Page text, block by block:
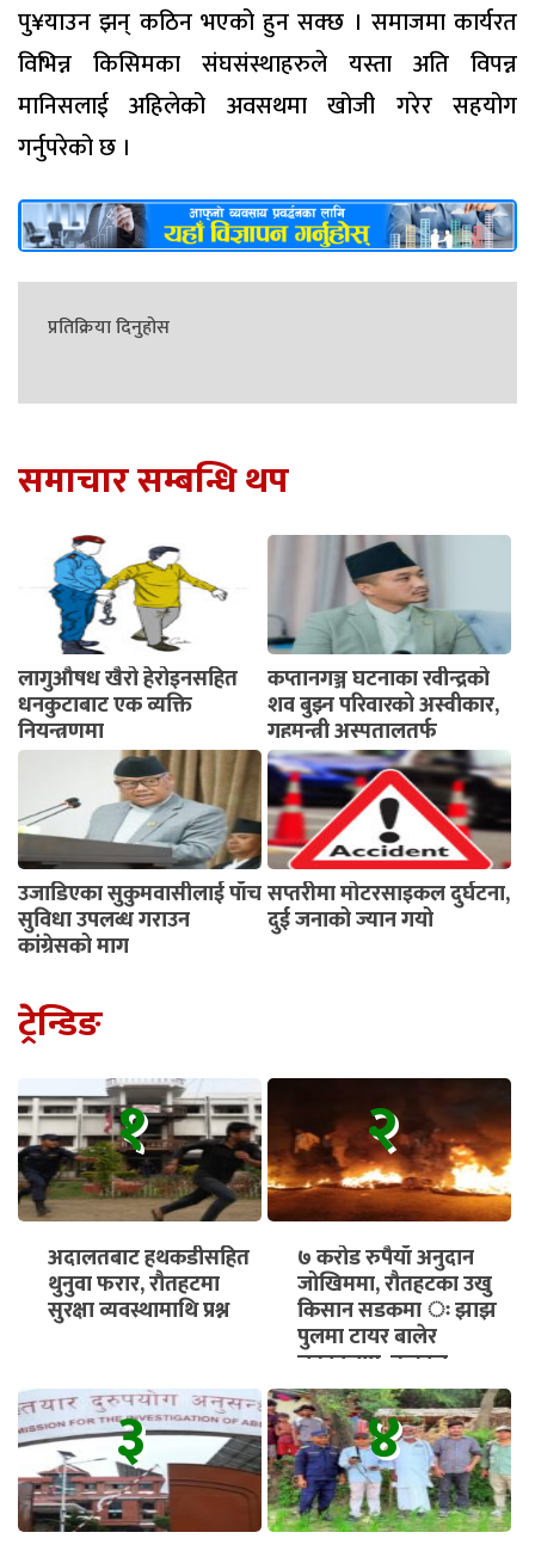
पु¥याउन झन् कठिन भएको हुन सक्छ । समाजमा कार्यरत
विभिन्न किसिमका संघसंस्थाहरुले यस्ता अति विपन्न
मानिसलाई अहिलेको अवसथमा खोजी गरेर सहयोग
गर्नुपरेको छ ।
प्रतिक्रिया दिनुहोस
समाचार सम्बन्धि थप
लागुऔषध खैरो हेरोइनसहित
धनकुटाबाट एक व्यक्ति
नियन्त्रणमा
कप्तानगञ्ज घटनाका रवीन्द्रको
शव बुझ्न परिवारको अस्वीकार,
गृहमन्त्री अस्पतालतर्फ
उजाडिएका सुकुमवासीलाई पाँच
सुविधा उपलब्ध गराउन
कांग्रेसको माग
सप्तरीमा मोटरसाइकल दुर्घटना,
दुई जनाको ज्यान गयो
ट्रेन्डिङ
१
अदालतबाट हथकडीसहित
थुनुवा फरार, रौतहटमा
सुरक्षा व्यवस्थामाथि प्रश्न
२
७ करोड रुपैयाँ अनुदान
जोखिममा, रौतहटका उखु
किसान सडकमा ः झाझ
पुलमा टायर बालेर
चक्काजाम, तत्काल
भुक्तानी सुनिश्चित गर्न माग
३ ४